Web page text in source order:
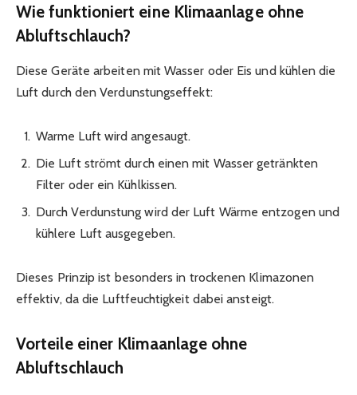
Wie funktioniert eine Klimaanlage ohne
Abluftschlauch?
Diese Geräte arbeiten mit Wasser oder Eis und kühlen die
Luft durch den Verdunstungseffekt:
Warme Luft wird angesaugt.
Die Luft strömt durch einen mit Wasser getränkten
Filter oder ein Kühlkissen.
Durch Verdunstung wird der Luft Wärme entzogen und
kühlere Luft ausgegeben.
Dieses Prinzip ist besonders in trockenen Klimazonen
effektiv, da die Luftfeuchtigkeit dabei ansteigt.
Vorteile einer Klimaanlage ohne
Abluftschlauch